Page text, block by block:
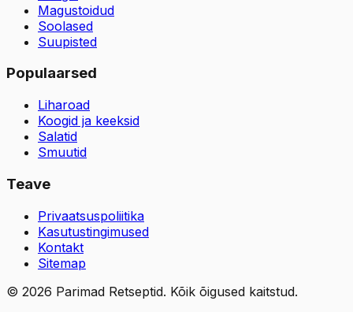
Magustoidud
Soolased
Suupisted
Populaarsed
Liharoad
Koogid ja keeksid
Salatid
Smuutid
Teave
Privaatsuspoliitika
Kasutustingimused
Kontakt
Sitemap
© 2026 Parimad Retseptid. Kõik õigused kaitstud.